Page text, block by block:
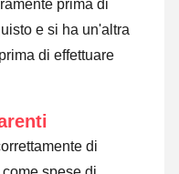
prima di
e si ha un'altra
di effettuare
di